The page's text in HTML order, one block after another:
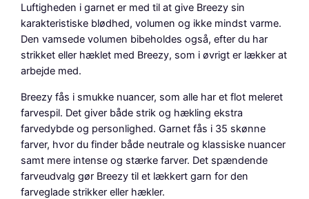
r
k
e
g
r
n
a
n
t
a
l
Luftigheden i garnet er med til at give Breezy sin
karakteristiske blødhed, volumen og ikke mindst varme.
Den vamsede volumen bibeholdes også, efter du har
strikket eller hæklet med Breezy, som i øvrigt er lækker at
arbejde med.
Breezy fås i smukke nuancer, som alle har et flot meleret
farvespil. Det giver både strik og hækling ekstra
farvedybde og personlighed. Garnet fås i 35 skønne
farver, hvor du finder både neutrale og klassiske nuancer
samt mere intense og stærke farver. Det spændende
farveudvalg gør Breezy til et lækkert garn for den
farveglade strikker eller hækler.